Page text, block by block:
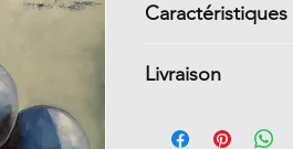
Caractéristiques
galerie (1 3/4
Livraison